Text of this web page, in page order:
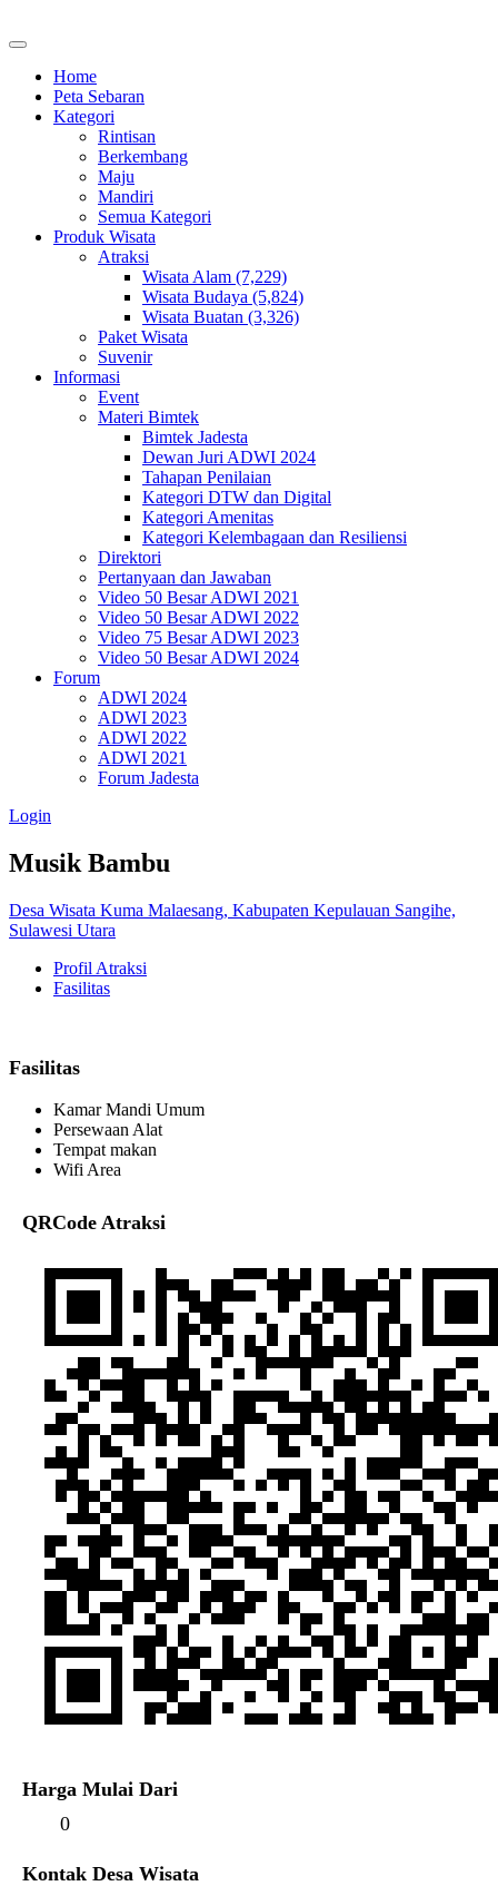
Home
Peta Sebaran
Kategori
Rintisan
Berkembang
Maju
Mandiri
Semua Kategori
Produk Wisata
Atraksi
Wisata Alam (7,229)
Wisata Budaya (5,824)
Wisata Buatan (3,326)
Paket Wisata
Suvenir
Informasi
Event
Materi Bimtek
Bimtek Jadesta
Dewan Juri ADWI 2024
Tahapan Penilaian
Kategori DTW dan Digital
Kategori Amenitas
Kategori Kelembagaan dan Resiliensi
Direktori
Pertanyaan dan Jawaban
Video 50 Besar ADWI 2021
Video 50 Besar ADWI 2022
Video 75 Besar ADWI 2023
Video 50 Besar ADWI 2024
Forum
ADWI 2024
ADWI 2023
ADWI 2022
ADWI 2021
Forum Jadesta
Login
Musik Bambu
Desa Wisata Kuma Malaesang, Kabupaten Kepulauan Sangihe,
Sulawesi Utara
Profil Atraksi
Fasilitas
Fasilitas
Kamar Mandi Umum
Persewaan Alat
Tempat makan
Wifi Area
QRCode Atraksi
Harga Mulai Dari
0
Kontak Desa Wisata